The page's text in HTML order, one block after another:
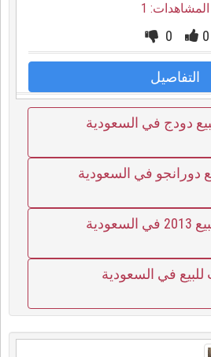
المشاهدات: 1
0
0
التفاصيل
دودج في السعودية
دورانجو في السعودية
في السعودية